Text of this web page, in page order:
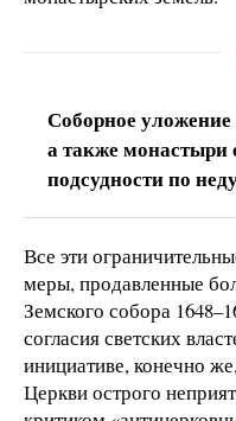
Соборное
а также
подсудности по
Все эти
меры, продавленные
Земского собора
согласия светских
инициативе, конечно
Церкви острого